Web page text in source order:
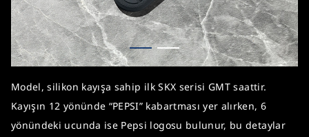
Model, silikon kayışa sahip ilk SKX serisi GMT saattir.
Kayışın 12 yönünde “PEPSI” kabartması yer alırken, 6
yönündeki ucunda ise Pepsi logosu bulunur, bu detaylar